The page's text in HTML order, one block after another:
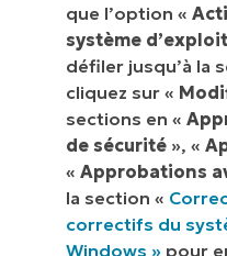
que l’option «
système
défiler jusqu’à la
cliquez sur «
sections en «
de sécurité », «
« Approbations
la section «
correctifs du
Windows » pour